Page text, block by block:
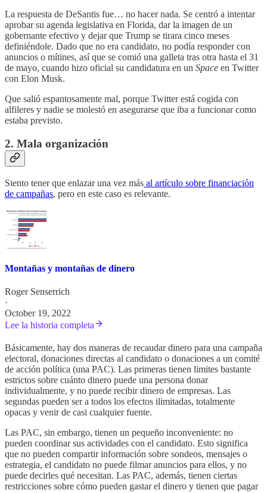
La respuesta de DeSantis fue… no hacer nada. Se centró a intentar
aprobar su agenda legislativa en Florida, dar la imagen de un
gobernante efectivo y dejar que Trump se tirara cinco meses
definiéndole. Dado que no era candidato, no podía responder con
anuncios o mítines, así que se comió una galleta tras otra hasta el 31
de mayo, cuando hizo oficial su candidatura en un Space en Twitter
con Elon Musk.
Que salió espantosamente mal, porque Twitter está cogida con
alfileres y nadie se molestó en asegurarse que iba a funcionar como
estaba previsto.
2. Mala organización
Siento tener que enlazar una vez más al artículo sobre financiación
de campañas, pero en este caso es relevante.
Montañas y montañas de dinero
Roger Senserrich
·
October 19, 2022
Lee la historia completa
Básicamente, hay dos maneras de recaudar dinero para una campaña
electoral, donaciones directas al candidato o donaciones a un comité
de acción política (una PAC). Las primeras tienen limites bastante
estrictos sobre cuánto dinero puede una persona donar
individualmente, y no puede recibir dinero de empresas. Las
segundas pueden ser a todos los efectos ilimitadas, totalmente
opacas y venir de casi cualquier fuente.
Las PAC, sin embargo, tienen un pequeño inconveniente: no
pueden coordinar sus actividades con el candidato. Esto significa
que no pueden compartir información sobre sondeos, mensajes o
estrategia, el candidato no puede filmar anuncios para ellos, y no
puede decirles qué necesitan. Las PAC, además, tienen ciertas
restricciones sobre cómo pueden gastar el dinero y tienen que pagar